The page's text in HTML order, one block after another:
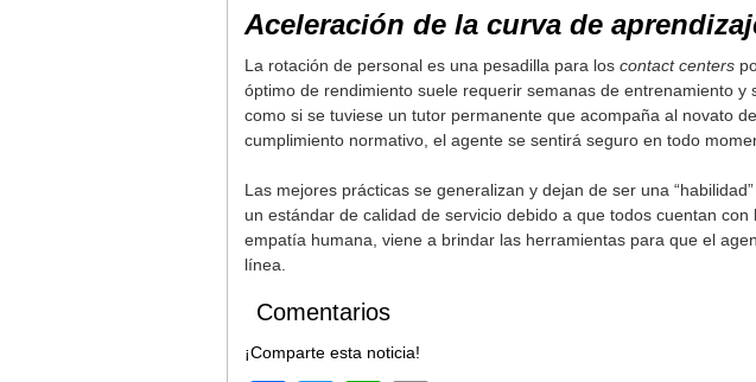
Aceleración de la curva de
La rotación de personal es una pesadilla para los contact centers
óptimo de rendimiento suele requerir semanas de entrenamiento
como si se tuviese un tutor permanente que acompaña al novato
cumplimiento normativo, el agente se sentirá seguro en todo
Las mejores prácticas se generalizan y dejan de ser una
un estándar de calidad de servicio debido a que todos cuentan
empatía humana, viene a brindar las herramientas para que el
línea.
Comentarios
¡Comparte esta noticia!